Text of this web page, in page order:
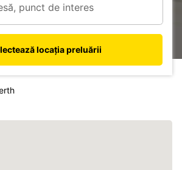
locația preluării